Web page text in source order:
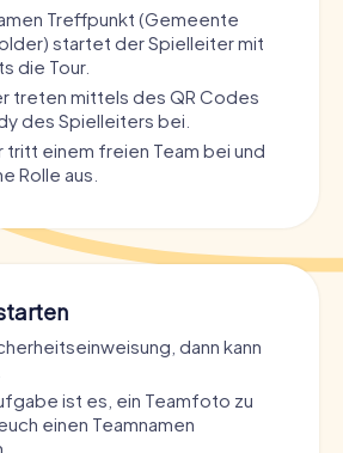
Treffpunkt (Gemeente
startet der Spielleiter mit
die Tour.
treten mittels des QR Codes
des Spielleiters bei.
tritt einem freien Team bei und
Rolle aus.
dann kann
ist es, ein Teamfoto zu
einen Teamnamen